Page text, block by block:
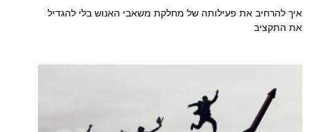
איך להרחיב את פעילותה של מחלקת משאבי האנוש בלי להגדיל
את התקציב